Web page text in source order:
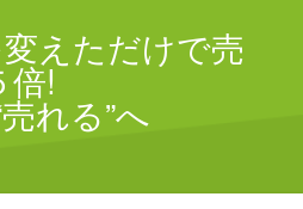
えただけで売
倍!
れる”へ